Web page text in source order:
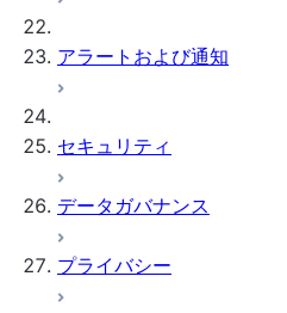
アラートおよび通知
セキュリティ
データガバナンス
プライバシー